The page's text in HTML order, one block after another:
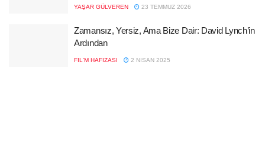
YAŞAR GÜLVEREN 23 TEMMUZ 2026
Zamansız, Yersiz, Ama Bize Dair: David Lynch’in
Ardından
FIL'M HAFIZASI 2 NISAN 2025